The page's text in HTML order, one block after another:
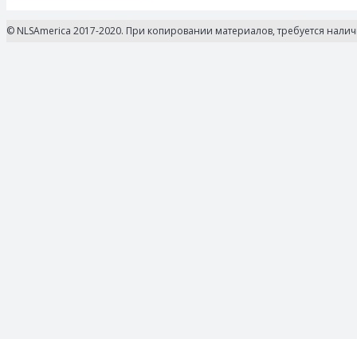
© NLSAmerica 2017-2020. При копировании материалов, требуется